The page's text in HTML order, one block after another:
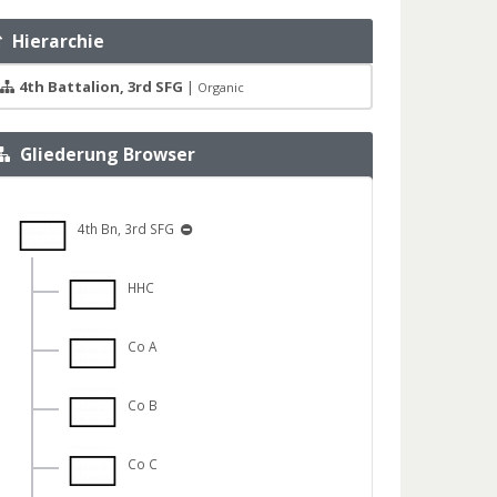
Hierarchie
4th Battalion, 3rd SFG | Organic
Gliederung Browser
4th Bn, 3rd SFG
HHC
Co A
Co B
Co C